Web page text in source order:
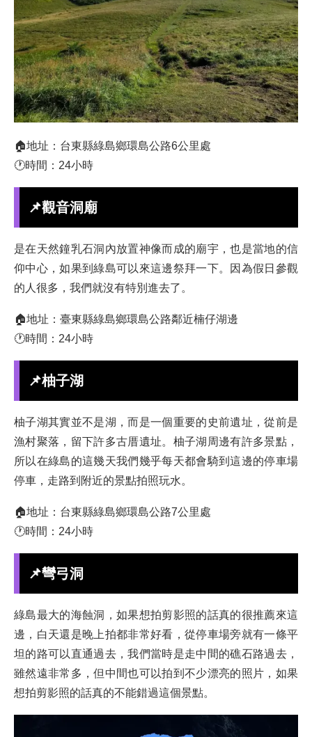
🏠地址：台東縣綠島鄉環島公路6公里處
🕐時間：24小時
📌觀音洞廟
是在天然鐘乳石洞內放置神像而成的廟宇，也是當地的信
仰中心，如果到綠島可以來這邊祭拜一下。因為假日參觀
的人很多，我們就沒有特別進去了。
🏠地址：臺東縣綠島鄉環島公路鄰近楠仔湖邊
🕐時間：24小時
📌柚子湖
柚子湖其實並不是湖，而是一個重要的史前遺址，從前是
漁村聚落，留下許多古厝遺址。柚子湖周邊有許多景點，
所以在綠島的這幾天我們幾乎每天都會騎到這邊的停車場
停車，走路到附近的景點拍照玩水。
🏠地址：台東縣綠島鄉環島公路7公里處
🕐時間：24小時
📌彎弓洞
綠島最大的海蝕洞，如果想拍剪影照的話真的很推薦來這
邊，白天還是晚上拍都非常好看，從停車場旁就有一條平
坦的路可以直通過去，我們當時是走中間的礁石路過去，
雖然遠非常多，但中間也可以拍到不少漂亮的照片，如果
想拍剪影照的話真的不能錯過這個景點。